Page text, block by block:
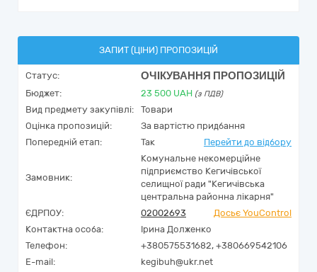
ЗАПИТ (ЦІНИ) ПРОПОЗИЦІЙ
Статус: ОЧІКУВАННЯ ПРОПОЗИЦІЙ
Бюджет: 23 500 UAH (з ПДВ)
Вид предмету закупівлі:
Товари
Оцінка пропозицій:
За вартістю придбання
Попередній етап:
Так Перейти до відбору
Замовник:
Комунальне некомерційне
підприємство Кегичівської
селищної ради "Кегичівська
центральна районна лікарня"
ЄДРПОУ:
02002693
Досьє YouControl
Контактна особа:
Ірина Долженко
Телефон:
+380575531682, +380669542106
E-mail:
kegibuh@ukr.net